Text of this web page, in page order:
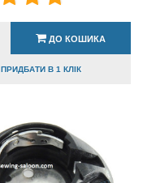
ДО КОШИКА
ПРИДБАТИ В 1 КЛІК